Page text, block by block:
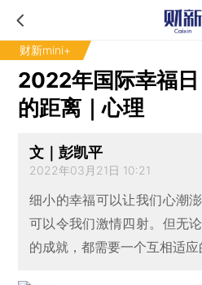
财新mini+
2022年国际幸福
的距离｜心理
文｜彭凯平
2022年03月21日 10:21
细小的幸福可以让我们心潮
可以令我们激情四射。但无
的成就，都需要一个互相适